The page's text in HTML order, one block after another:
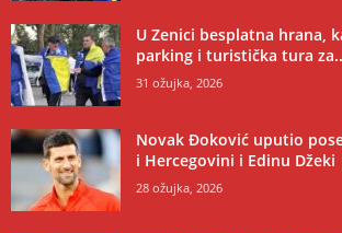
U Zenici besplatna hrana,
parking i turistička tura
31 ožujka, 2026
Novak Đoković uputio
i Hercegovini i Edinu Džeki
28 ožujka, 2026